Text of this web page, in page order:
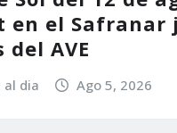
en el Safranar
del AVE
dia Ago 5, 2026